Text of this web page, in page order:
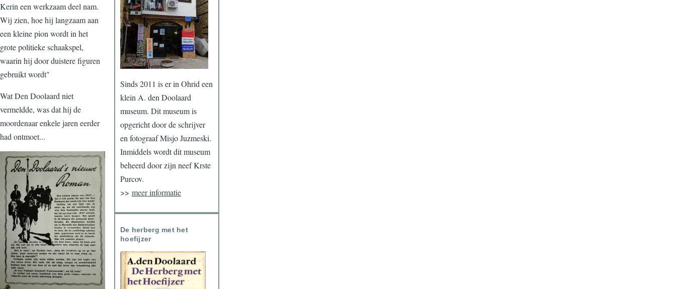
Kerin een werkzaam deel nam.
Wij zien, hoe hij langzaam aan
een kleine pion wordt in het
grote politieke schaakspel,
waarin hij door duistere figuren
gebruikt wordt"
Wat Den Doolaard niet
vermeldde, was dat hij de
moordenaar enkele jaren eerder
had ontmoet...
Sinds 2011 is er in Ohrid een
klein A. den Doolaard
museum. Dit museum is
opgericht door de schrijver
en fotograaf Misjo Juzmeski.
Inmiddels wordt dit museum
beheerd door zijn neef Krste
Purcov.
>> meer informatie
De herberg met het
hoefijzer